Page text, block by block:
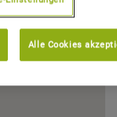
Alle Cookies